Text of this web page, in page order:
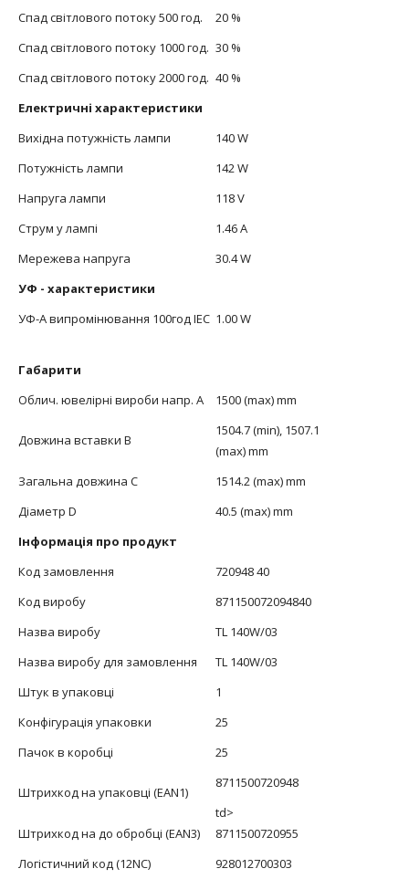
Спад світлового потоку 500 год.
20 %
Спад світлового потоку 1000 год. 30 %
Спад світлового потоку 2000 год. 40 %
Електричні характеристики
Вихідна потужність лампи
140 W
Потужність лампи
142 W
Напруга лампи
118 V
Струм у лампі
1.46 A
Мережева напруга
30.4 W
УФ - характеристики
УФ-А випромінювання 100год IEC 1.00 W
Габарити
Облич. ювелірні вироби напр. А
1500 (max) mm
Довжина вставки В
1504.7 (min), 1507.1
(max) mm
Загальна довжина С
1514.2 (max) mm
Діаметр D
40.5 (max) mm
Інформація про продукт
Код замовлення
720948 40
Код виробу
871150072094840
Назва виробу
TL 140W/03
Назва виробу для замовлення
TL 140W/03
Штук в упаковці
1
Конфігурація упаковки
25
Пачок в коробці
25
Штрихкод на упаковці (EAN1)
8711500720948
td>
Штрихкод на до обробці (EAN3)
8711500720955
Логістичний код (12NC)
928012700303